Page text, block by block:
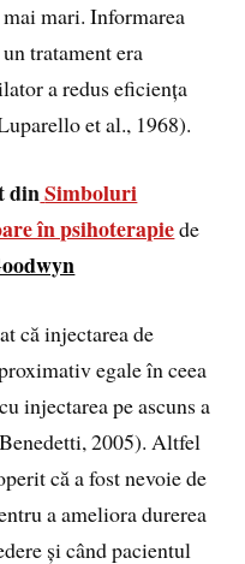
mari. Informarea
tratament era
a redus eficiența
et al., 1968).
dinSimboluri
în psihoterapiede
că injectarea de
egale în ceea
injectarea pe ascuns a
2005). Altfel
că a fost nevoie de
a ameliora durerea
și când pacientul